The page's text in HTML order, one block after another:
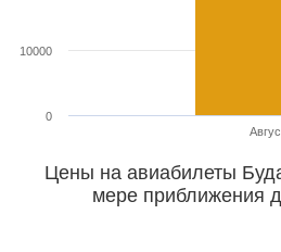
0
10000
Цены на авиабилеты
мере приближения